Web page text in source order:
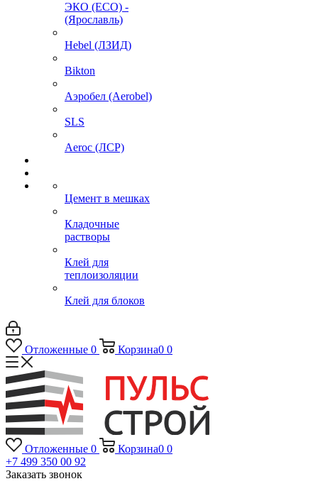
ЭКО (ECO) -
(Ярославль)
Hebel (ЛЗИД)
Bikton
Аэробел (Aerobel)
SLS
Aeroc (ЛСР)
Цемент в мешках
Кладочные
растворы
Клей для
теплоизоляции
Клей для блоков
Отложенные 0 Корзина0 0
Отложенные 0 Корзина0 0
+7 499 350 00 92
Заказать звонок